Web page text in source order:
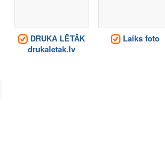
DRUKA LĒTĀK
drukaletak.lv
Laiks foto